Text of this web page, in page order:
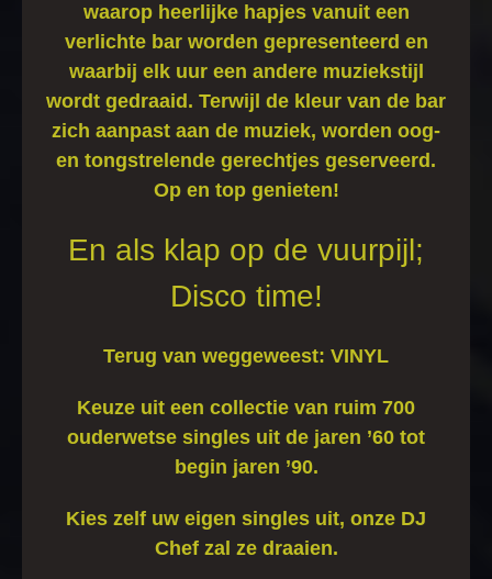
waarop heerlijke hapjes vanuit een
verlichte bar worden gepresenteerd en
waarbij elk uur een andere muziekstijl
wordt gedraaid. Terwijl de kleur van de bar
zich aanpast aan de muziek, worden oog-
en tongstrelende gerechtjes geserveerd.
Op en top genieten!
En als klap op de vuurpijl;
Disco time!
Terug van weggeweest: VINYL
Keuze uit een collectie van ruim 700
ouderwetse singles uit de jaren ’60 tot
begin jaren ’90.
Kies zelf uw eigen singles uit, onze DJ
Chef zal ze draaien.